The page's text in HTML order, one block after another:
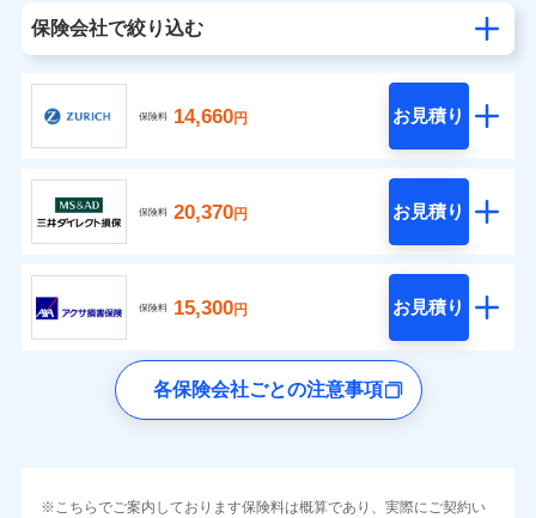
保険会社で絞り込む
保険料 14,660円 お見積り
保険料 20,370円 お見積り
保険料 15,300円 お見積り
各保険会社ごとの注意事項
こちらでご案内しております保険料は概算であり、実際にご契約い